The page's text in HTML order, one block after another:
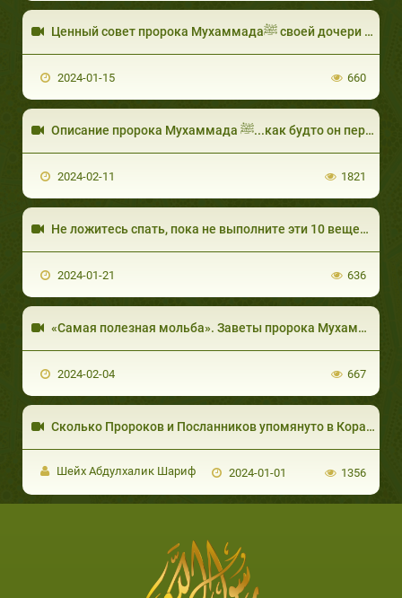
Ценный совет пророка Мухаммадаﷺ своей дочери Фатыме Захре. Шейх Набиль аль-Авады
2024-01-15 660
Описание пророка Мухаммада ﷺ...как будто он перед тобой.
2024-02-11 1821
2024-01-21 636
2024-02-04 667
Сколько Пророков и Посланников упомянуто в Коране?!
Шейх Абдулхалик Шариф 2024-01-01 1356